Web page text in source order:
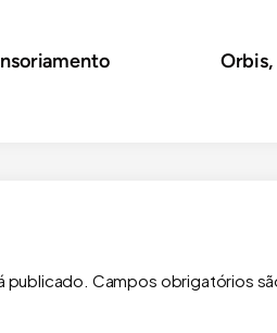
Orbis,
publicado. Campos obrigatórios